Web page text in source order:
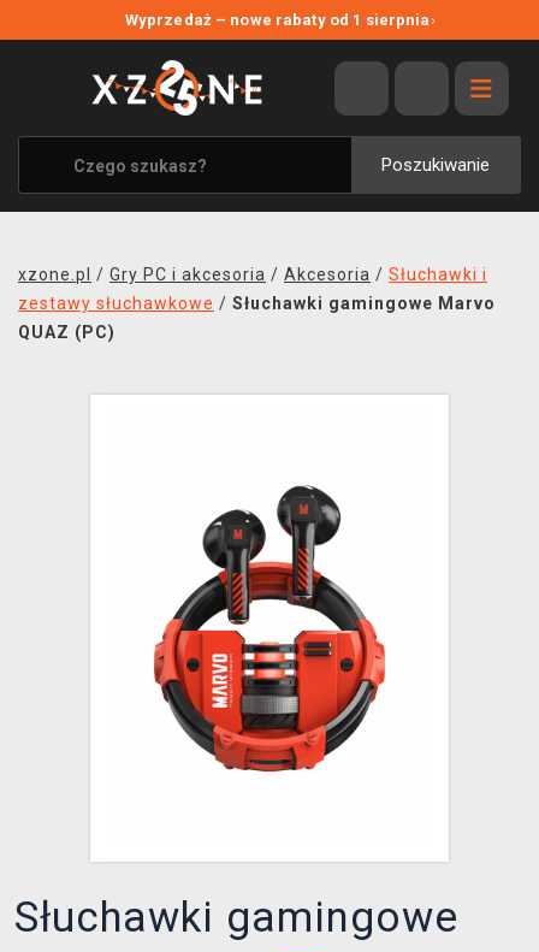
Wyprzedaż – nowe rabaty od 1 sierpnia›
Poszukiwanie
WYPRZEDAŻ
WSZYSTKIE MARKI
XZONE ORIGINALS
UBRANIA I AKCESORIA
SOUNDTRACKI
xzone.pl / Gry PC i akcesoria / Akcesoria / Słuchawki i
zestawy słuchawkowe / Słuchawki gamingowe Marvo
QUAZ (PC)
Słuchawki gamingowe